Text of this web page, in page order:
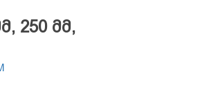
250 მმ,